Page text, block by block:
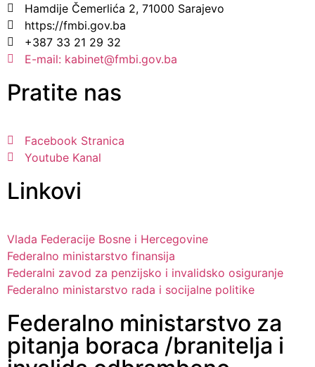
Hamdije Čemerlića 2, 71000 Sarajevo
https://fmbi.gov.ba
+387 33 21 29 32
E-mail: kabinet@fmbi.gov.ba
Pratite nas
Facebook Stranica
Youtube Kanal
Linkovi
Vlada Federacije Bosne i Hercegovine
Federalno ministarstvo finansija
Federalni zavod za penzijsko i invalidsko osiguranje
Federalno ministarstvo rada i socijalne politike
Federalno ministarstvo za
pitanja boraca /branitelja i